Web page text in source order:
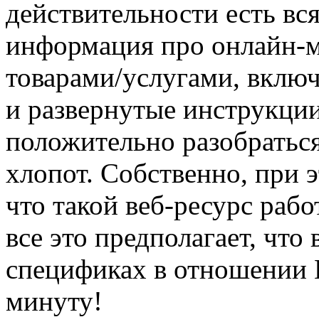
действительности есть
информация про онлайн-
товарами/услугами,
и развернутые
положительно
хлопот. Собственно, при
что такой веб-ресурс
все это предполагает, что
спецификах в отношении
минуту!